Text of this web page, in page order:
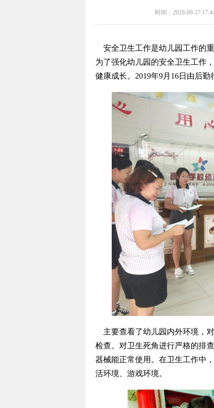
时间：2019-09-17
安全卫生工作是幼儿园工作的
为了强化幼儿园的安全卫生工作
健康成长。2019年9月16日由后
主要查看了幼儿园内外环境，
检查。对卫生死角进行严格的排
器械能正常使用。在卫生工作中
活环境、游戏环境。